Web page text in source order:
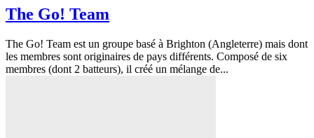
The Go! Team
The Go! Team est un groupe basé à Brighton (Angleterre) mais dont
les membres sont originaires de pays différents. Composé de six
membres (dont 2 batteurs), il créé un mélange de...